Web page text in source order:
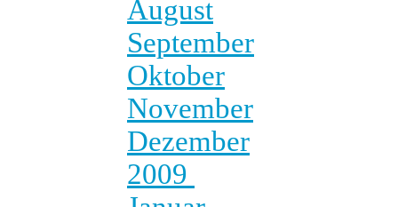
August
September
Oktober
November
Dezember
2009